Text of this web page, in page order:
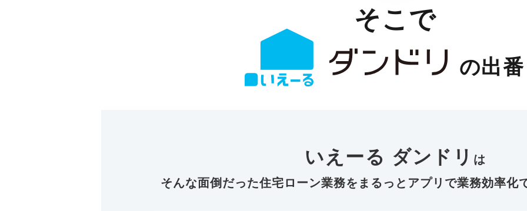
そこで
の出
いえーる ダンドリ は
そんな面倒だった住宅ローン業務を まるっとアプリで業務効率化